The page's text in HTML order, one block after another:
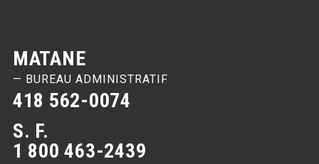
MATANE
— BUREAU ADMINISTRATIF
418 562-0074
S. F.
1 800 463-2439